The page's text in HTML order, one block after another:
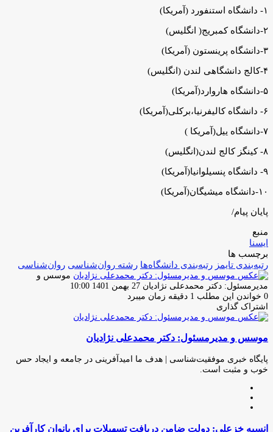
۱- دانشگاه استنفورد (آمریکا)
۲-دانشگاه کمبریج( انگلیس)
۳-دانشگاه پرینستون (آمریکا)
۴-کالج دانشگاهی لندن (انگلیس)
۵-دانشگاه هاروارد(آمریکا)
۶- دانشگاه کالیفرنیا،برکلی(آمریکا)
۷-دانشگاه ییل(آمریکا )
۸- کینگز کالج لندن(انگلیس)
۹- دانشگاه پنسیلوانیا(آمریکا)
۱۰-دانشگاه میشیگان(آمریکا)
پایان پیام/
منبع
ایسنا
برچسب ها
رتبه‌بندی تایمز رتبه‌بندی دانشگاه‌ها رشته روان‌شناسی روان‌شناسی
موسس و
مدیرمسئول: دکتر محمدعلی نژادیان ارسال
ایمیل
27 بهمن 1401 10:00
0 خواندن این مطلب 1 دقیقه زمان میبرد
اشتراک گذاری
فیس
توئیتر
لینکدین
واتس
تلگرام
اشتراک
از
ایمیل
چاپ
موسس و مدیرمسئول: دکتر محمدعلی نژادیان
پایگاه خبری موفقیت‌شناسی | هدف ما امیدآفرینی در جامعه و ایجاد حس
خوب و مثبت است.
انسیه
انسیه خزعلی: دولت ضامن دریافت تسهیلات برای بانوان کارآفرین